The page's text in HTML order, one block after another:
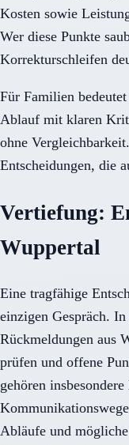
Kosten sowie
Wer diese Punkte
Korrekturschleifen
Für Familien
Ablauf mit klaren
ohne
Entscheidungen, die
Vertiefung:
Wuppertal
Eine tragfähige
einzigen Gespräch.
Rückmeldungen aus
prüfen und offene
gehören
Abläufe und